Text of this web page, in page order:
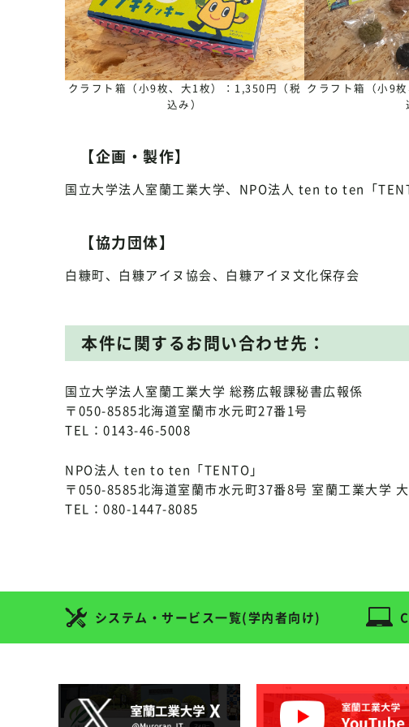
クラフト箱（小9枚、大1枚）：1,350円（税
込み）
クラフト箱（小9
【企画・製作】
国立大学法人室蘭工業大学、NPO法人 ten to ten「
【協力団体】
白糠町、白糠アイヌ協会、白糠アイヌ文化保存会
本件に関するお問い合わせ先：
国立大学法人室蘭工業大学 総務広報課秘書広報係
〒050-8585北海道室蘭市水元町27番1号
TEL：0143-46-5008
NPO法人 ten to ten「TENTO」
〒050-8585北海道室蘭市水元町37番8号 室蘭工業大学
TEL：080-1447-8085
システム・サービス一覧(学内者向け)